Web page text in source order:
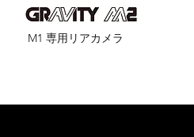
M1 専用リアカメラ